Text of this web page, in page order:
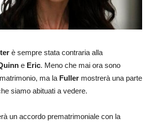
è sempre stata contraria alla
e Eric. Meno che mai ora sono
ma la Fuller mostrerà una parte
siamo abituati a vedere.
un accordo prematrimoniale con la